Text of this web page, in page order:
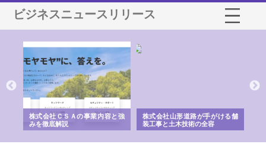
ビジネスニュースリリース
株式会社ＣＳＡの事業内容と強
みを徹底解説
株式会社山形道路が手がける舗
装工事と土木技術の全容